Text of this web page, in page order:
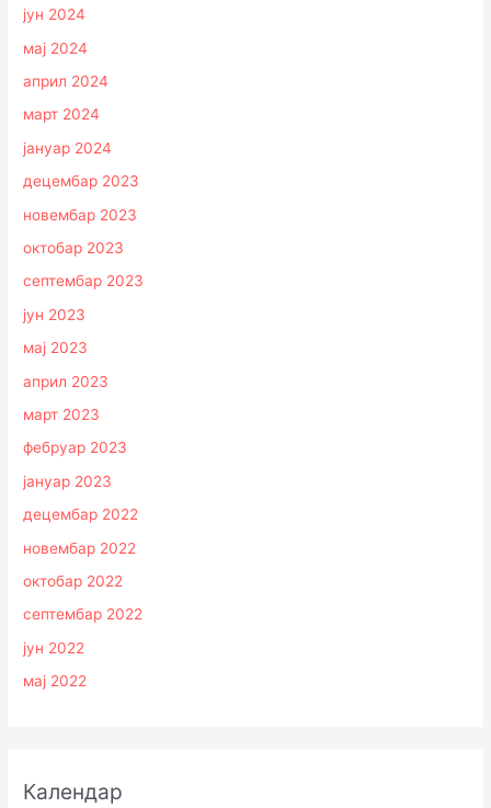
јун 2024
мај 2024
април 2024
март 2024
јануар 2024
децембар 2023
новембар 2023
октобар 2023
септембар 2023
јун 2023
мај 2023
април 2023
март 2023
фебруар 2023
јануар 2023
децембар 2022
новембар 2022
октобар 2022
септембар 2022
јун 2022
мај 2022
Календар